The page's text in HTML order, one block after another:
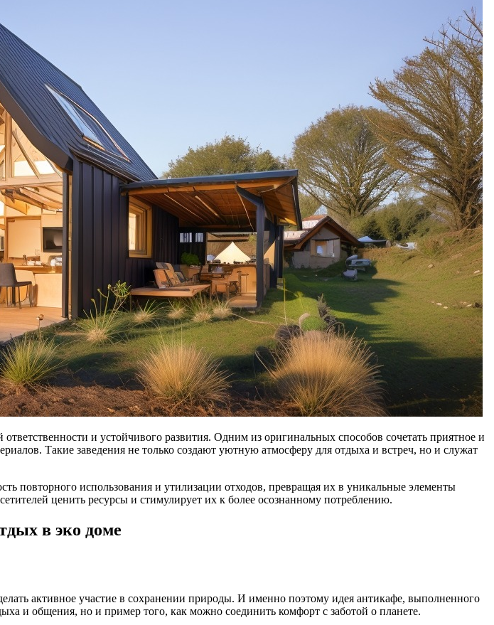
и устойчивого развития. Одним из оригинальных способов сочетать приятное и
Такие заведения не только создают уютную атмосферу для отдыха и встреч, но и служат
повторного использования и утилизации отходов, превращая их в уникальные элементы
ценить ресурсы и стимулирует их к более осознанному потреблению.
в эко доме
активное участие в сохранении природы. И именно поэтому идея антикафе, выполненного
и общения, но и пример того, как можно соединить комфорт с заботой о планете.